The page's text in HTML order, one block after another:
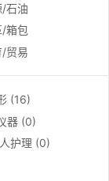
石油
/箱包
贸易
(16)
器 (0)
护理 (0)